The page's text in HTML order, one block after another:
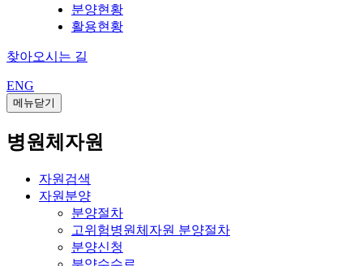
분양현황
활용현황
찾아오시는 길
ENG
메뉴닫기
병원체자원
자원검색
자원분양
분양절차
고위험병원체자원 분양절차
분양신청